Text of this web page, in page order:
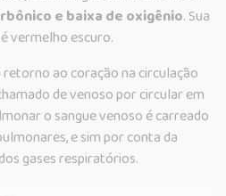
e baixa de oxigênio. Sua
vermelho escuro.
retorno ao coração na circulação
de venoso por circular em
o sangue venoso é carreado
e sim por conta da
gases respiratórios.